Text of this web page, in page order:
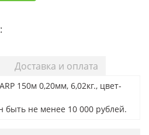
Доставка и оплата
150м 0,20мм, 6,02кг., цвет-
не менее 10 000 рублей.